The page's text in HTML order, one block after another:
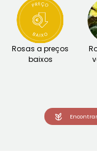
Rosas a preços
baixos